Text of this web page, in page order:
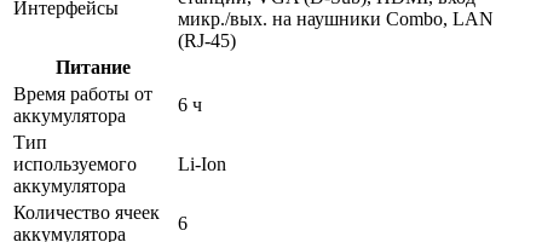
Интерфейсы
микр./вых. на наушники Combo, LAN
(RJ-45)
Питание
Время работы от
аккумулятора
6 ч
Тип
используемого
аккумулятора
Li-Ion
Количество ячеек
аккумулятора
6